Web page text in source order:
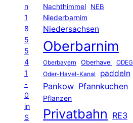
n
1
8
5
5
4
1
-
0
in
S
Nachthimmel
NEB
Niederbarnim
Niedersachsen
Oberbarnim
Oberbayern Oberhavel ODEG
Oder-Havel-Kanal paddeln
Pankow Pfannkuchen
Pflanzen
Privatbahn RE3